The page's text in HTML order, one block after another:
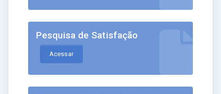
Pesquisa de Satisfação
Acessar